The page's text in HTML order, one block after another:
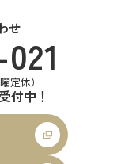
せ
定休）
付中！